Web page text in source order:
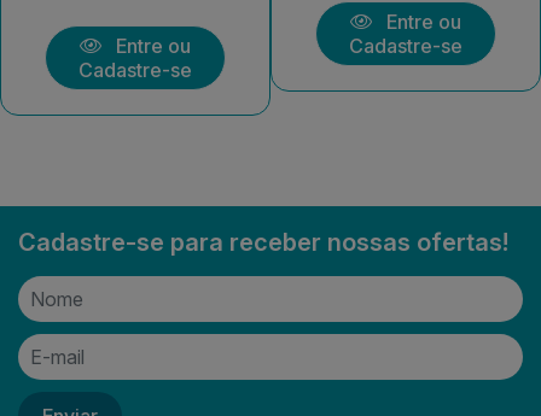
Entre ou
Cadastre-se
Entre ou
Cadastre-se
Cadastre-se para receber nossas ofertas!